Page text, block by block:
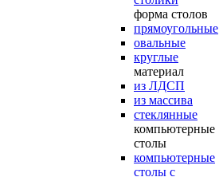
форма столов
прямоугольные
овальные
круглые
материал
из ЛДСП
из массива
стеклянные
компьютерные
столы
компьютерные
столы с